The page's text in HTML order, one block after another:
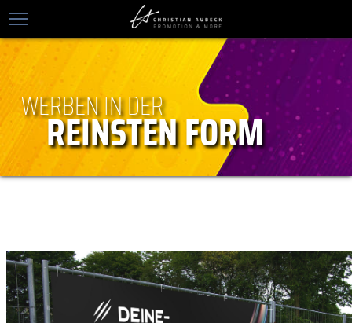
WERBEN IN DER
REINSTEN FORM